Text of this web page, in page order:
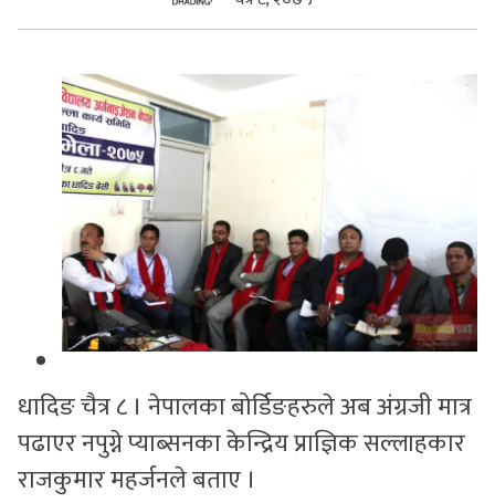
सुचनाहरु
धादिङ चैत्र ८ । नेपालका बोर्डिङहरुले अब अंग्रजी मात्र
पढाएर नपुग्ने प्याब्सनका केन्द्रिय प्राज्ञिक सल्लाहकार
राजकुमार महर्जनले बताए ।